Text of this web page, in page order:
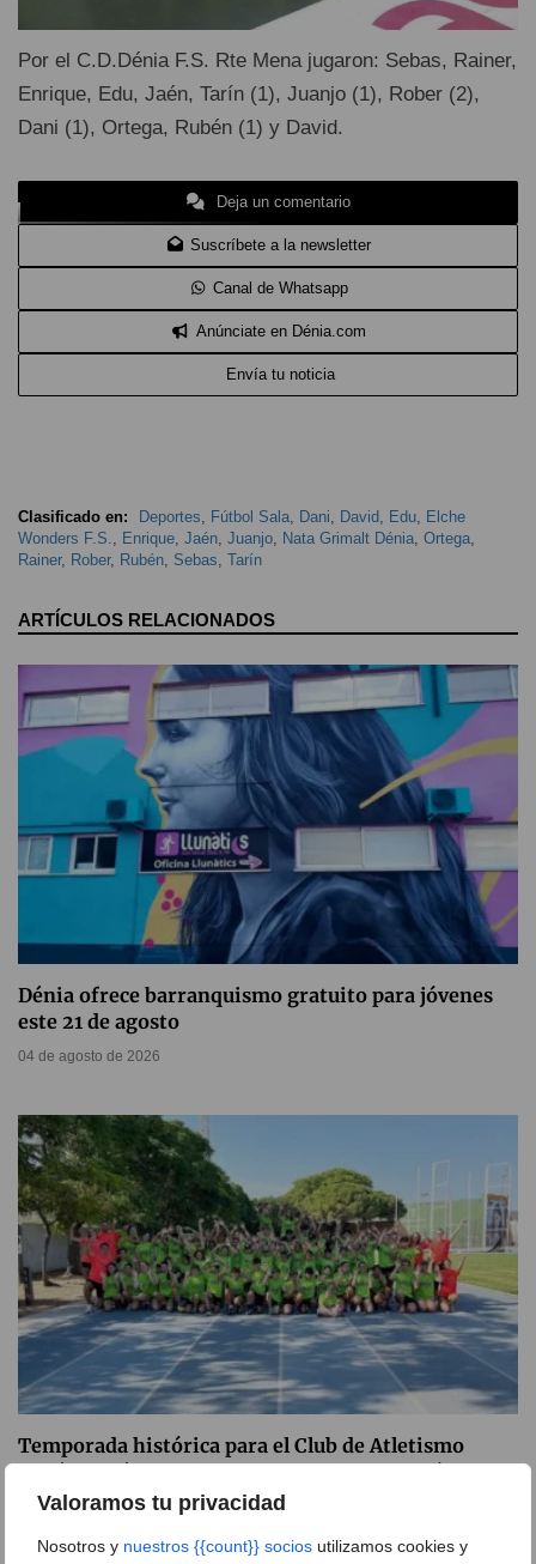
Valoramos tu privacidad
Nosotros y nuestros {{count}} socios utilizamos cookies y
Por el C.D.Dénia F.S. Rte Mena jugaron: Sebas, Rainer,
Enrique, Edu, Jaén, Tarín (1), Juanjo (1), Rober (2),
Dani (1), Ortega, Rubén (1) y David.
Deja un comentario
Suscríbete a la newsletter
Canal de Whatsapp
Anúnciate en Dénia.com
Envía tu noticia
Clasificado en: Deportes Fútbol Sala Dani David Edu
Elche
Wonders F.S.
Enrique Jaén Juanjo Nata Grimalt Dénia Ortega
Rainer, Rober, Rubén Sebas Tarín
ARTÍCULOS RELACIONADOS
Dénia ofrece barranquismo gratuito para jóvenes
este 21 de agosto
04 de agosto de 2026
Temporada histórica para el Club de Atletismo
Baleària Diànium: logros nacionales, autonómicos y
récord en su campus